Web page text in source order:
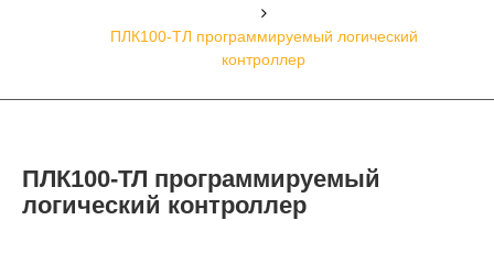
ПЛК100-ТЛ программируемый логический
контроллер
ПЛК100-ТЛ программируемый
логический контроллер